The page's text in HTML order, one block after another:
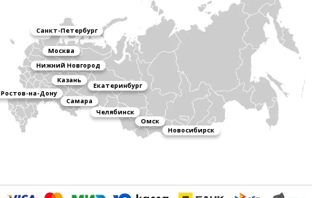
Санкт-Петербург
Москва
Нижний Новгород
Казань
Екатеринбург
Ростов-на-Дону
Самара
Челябинск
Омск
Новосибирск